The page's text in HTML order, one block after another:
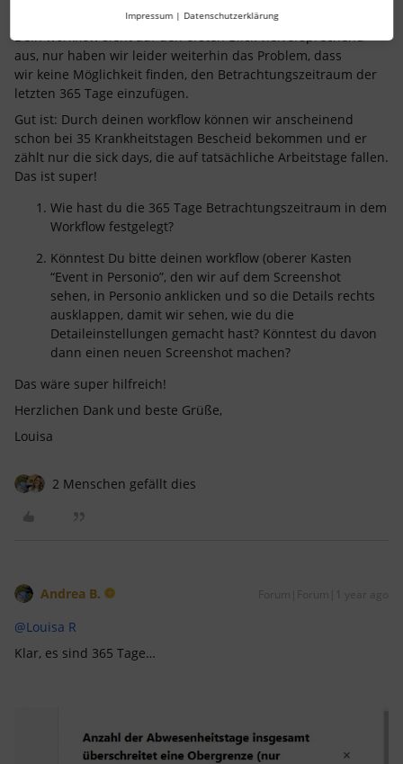
herzlichen Dank für deine Rückmeldung.
aus, nur haben wir leider weiterhin das Problem, dass
wir keine Möglichkeit finden, den Betrachtungszeitraum der
letzten 365 Tage einzufügen.
Gut ist: Durch deinen workflow können wir anscheinend
schon bei 35 Krankheitstagen Bescheid bekommen und er
zählt nur die sick days, die auf tatsächliche Arbeitstage fallen.
Das ist super!
Wie hast du die 365 Tage Betrachtungszeitraum in dem
Workflow festgelegt?
Könntest Du bitte deinen workflow (oberer Kasten
“Event in Personio”, den wir auf dem Screenshot
sehen, in Personio anklicken und so die Details rechts
ausklappen, damit wir sehen, wie du die
Detaileinstellungen gemacht hast? Könntest du davon
dann einen neuen Screenshot machen?
Das wäre super hilfreich!
Herzlichen Dank und beste Grüße,
Louisa
2 Menschen gefällt dies
Andrea B. Forum|Forum|1 year ago
@Louisa R
Klar, es sind 365 Tage…
Impressum | Datenschutzerklärung